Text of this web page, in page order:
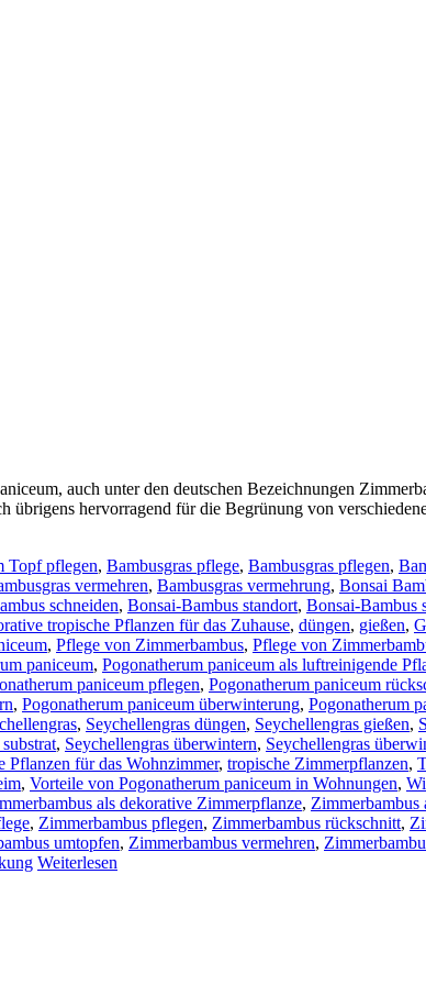
auch unter den deutschen Bezeichnungen
übrigens hervorragend für die Begrünung von
Topf pflegen, Bambusgras pflege, Bambusgras pflegen,
vermehren, Bambusgras vermehrung, Bonsai
schneiden, Bonsai-Bambus standort, Bonsai-Bambus
tropische Pflanzen für das Zuhause, düngen, gießen,
, Pflege von Zimmerbambus, Pflege von
paniceum, Pogonatherum paniceum als luftreinigende
paniceum pflegen, Pogonatherum paniceum
, Pogonatherum paniceum überwinterung, Pogonatherum
, Seychellengras düngen, Seychellengras gießen,
, Seychellengras überwintern, Seychellengras
Pflanzen für das Wohnzimmer, tropische Zimmerpflanzen,
, Vorteile von Pogonatherum paniceum in Wohnungen,
als dekorative Zimmerpflanze,
, Zimmerbambus pflegen, Zimmerbambus rückschnitt,
umtopfen, Zimmerbambus vermehren,
Weiterlesen